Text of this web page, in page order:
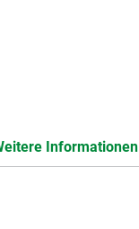
Informationen